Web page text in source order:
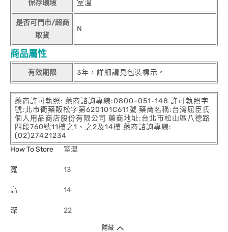
保存環境 室溫
是否可門市/超商
取貨
N
商品屬性
有效期限 3年，詳細請見包裝標示。
藥商許可執照: 藥商諮詢專線:0800-051-148 許可執照字
號:北市衛藥販松字第620101C611號 藥商名稱:台灣屈臣氏
個人用品商店股份有限公司 藥商地址:台北市松山區八德路
四段760號11樓之1、之2及14樓 藥商諮詢專線:
(02)27421234
How To Store
室溫
寬 13
高 14
深 22
隱藏